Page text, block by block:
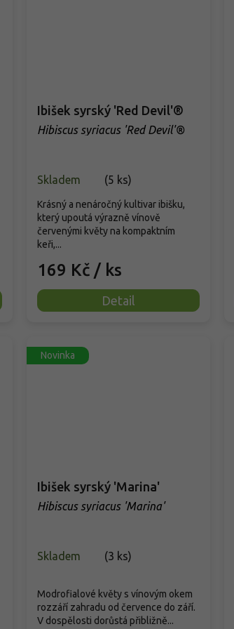
Ibišek syrský 'Red Devil'®
Hibiscus syriacus 'Red Devil'®
Skladem (5 ks)
169 Kč / ks
Detail
Krásný a nenáročný kultivar ibišku,
který upoutá výrazně vínově
červenými květy na kompaktním
keři,...
Novinka
Ibišek syrský 'Marina'
Hibiscus syriacus 'Marina'
Skladem (3 ks)
Modrofialové květy s vínovým okem
rozzáří zahradu od července do září.
V dospělosti dorůstá přibližně...